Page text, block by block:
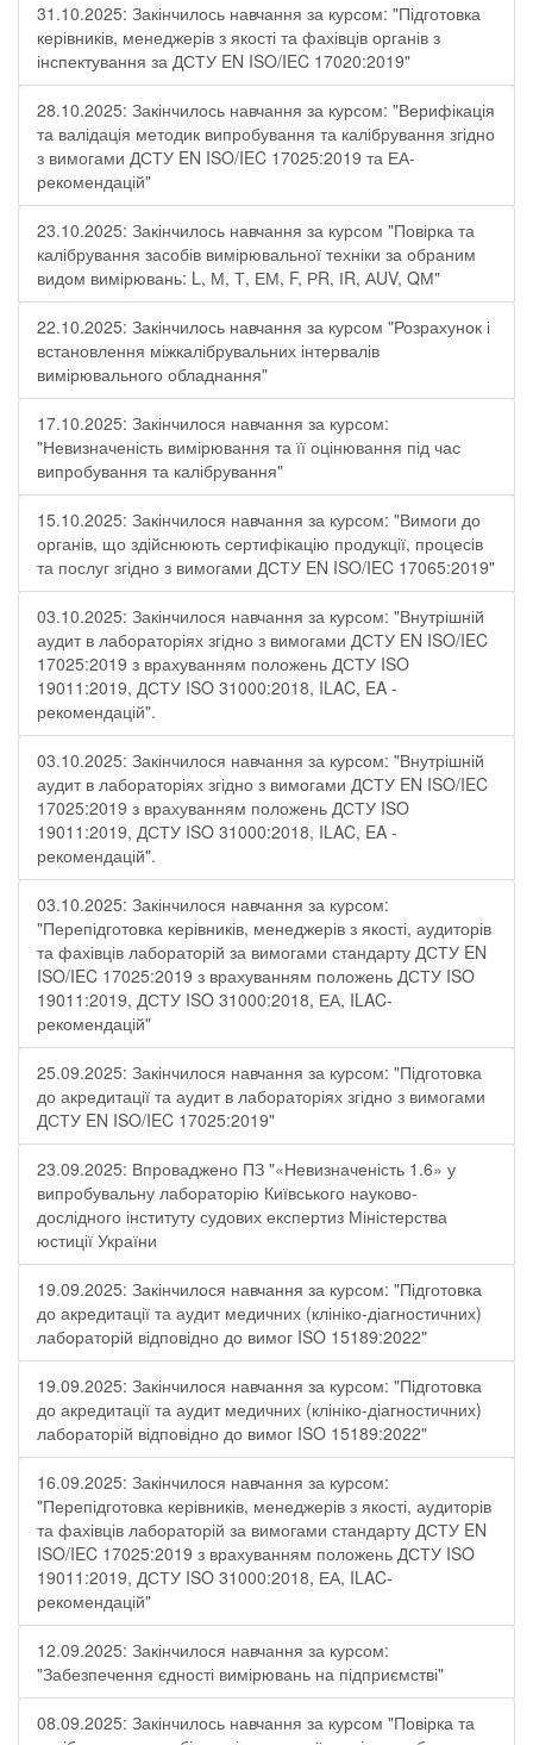
31.10.2025: Закінчилось навчання за курсом: "Підготовка
керівників, менеджерів з якості та фахівців органів з
інспектування за ДСТУ EN ISO/IEC 17020:2019"
28.10.2025: Закінчилось навчання за курсом: "Верифікація
та валідація методик випробування та калібрування згідно
з вимогами ДСТУ EN ISO/IEC 17025:2019 та ЕА-
рекомендацій"
23.10.2025: Закінчилось навчання за курсом "Повірка та
калібрування засобів вимірювальної техніки за обраним
видом вимірювань: L, М, Т, ЕМ, F, РR, ІR, АUV, QМ"
22.10.2025: Закінчилось навчання за курсом "Розрахунок і
встановлення міжкалібрувальних інтервалів
вимірювального обладнання"
17.10.2025: Закінчилося навчання за курсом:
"Невизначеність вимірювання та її оцінювання під час
випробування та калібрування"
15.10.2025: Закінчилося навчання за курсом: "Вимоги до
органів, що здійснюють сертифікацію продукції, процесів
та послуг згідно з вимогами ДСТУ EN ISO/IEC 17065:2019"
03.10.2025: Закінчилося навчання за курсом: "Внутрішній
аудит в лабораторіях згідно з вимогами ДСТУ EN ISO/IEC
17025:2019 з врахуванням положень ДСТУ ISO
19011:2019, ДСТУ ISO 31000:2018, ILAC, EA -
рекомендацій".
03.10.2025: Закінчилося навчання за курсом: "Внутрішній
аудит в лабораторіях згідно з вимогами ДСТУ EN ISO/IEC
17025:2019 з врахуванням положень ДСТУ ISO
19011:2019, ДСТУ ISO 31000:2018, ILAC, EA -
рекомендацій".
03.10.2025: Закінчилося навчання за курсом:
"Перепідготовка керівників, менеджерів з якості, аудиторів
та фахівців лабораторій за вимогами стандарту ДСТУ EN
ISO/IEC 17025:2019 з врахуванням положень ДСТУ ISO
19011:2019, ДСТУ ISO 31000:2018, ЕА, ILAC-
рекомендацій"
25.09.2025: Закінчилося навчання за курсом: "Підготовка
до акредитації та аудит в лабораторіях згідно з вимогами
ДСТУ EN ISO/IEC 17025:2019"
23.09.2025: Впроваджено ПЗ "«Невизначеність 1.6» у
випробувальну лабораторію Київського науково-
дослідного інституту судових експертиз Міністерства
юстиції України
19.09.2025: Закінчилося навчання за курсом: "Підготовка
до акредитації та аудит медичних (клініко-діагностичних)
лабораторій відповідно до вимог ISO 15189:2022"
19.09.2025: Закінчилося навчання за курсом: "Підготовка
до акредитації та аудит медичних (клініко-діагностичних)
лабораторій відповідно до вимог ISO 15189:2022"
16.09.2025: Закінчилося навчання за курсом:
"Перепідготовка керівників, менеджерів з якості, аудиторів
та фахівців лабораторій за вимогами стандарту ДСТУ EN
ISO/IEC 17025:2019 з врахуванням положень ДСТУ ISO
19011:2019, ДСТУ ISO 31000:2018, ЕА, ILAC-
рекомендацій"
12.09.2025: Закінчилося навчання за курсом:
"Забезпечення єдності вимірювань на підприємстві"
08.09.2025: Закінчилось навчання за курсом "Повірка та